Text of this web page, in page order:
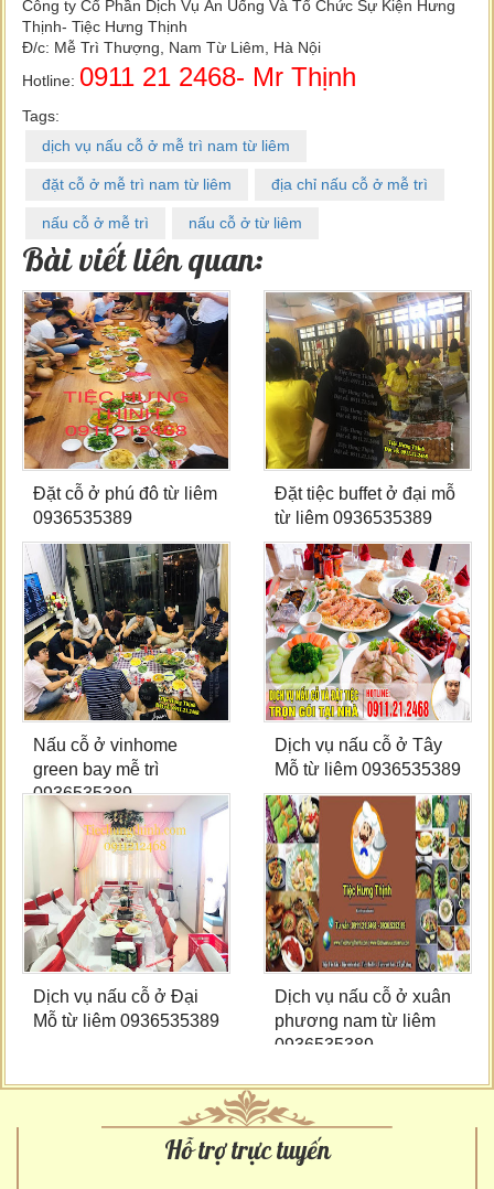
Công ty Cổ Phần Dịch Vụ Ăn Uống Và Tổ Chức Sự Kiện Hưng
Thịnh- Tiệc Hưng Thịnh
Đ/c: Mễ Trì Thượng, Nam Từ Liêm, Hà Nội
Hotline: 0911 21 2468- Mr Thịnh
Tags:
dịch vụ nấu cỗ ở mễ trì nam từ liêm
đặt cỗ ở mễ trì nam từ liêm địa chỉ nấu cỗ ở mễ trì
nấu cỗ ở mễ trì nấu cỗ ở từ liêm
Bài viết liên quan:
Đặt cỗ ở phú đô từ liêm
0936535389
Đặt tiệc buffet ở đại mỗ
từ liêm 0936535389
Nấu cỗ ở vinhome
green bay mễ trì
0936535389
Dịch vụ nấu cỗ ở Tây
Mỗ từ liêm 0936535389
Dịch vụ nấu cỗ ở Đại
Mỗ từ liêm 0936535389
Dịch vụ nấu cỗ ở xuân
phương nam từ liêm
0936535389
Hỗ trợ trực tuyến